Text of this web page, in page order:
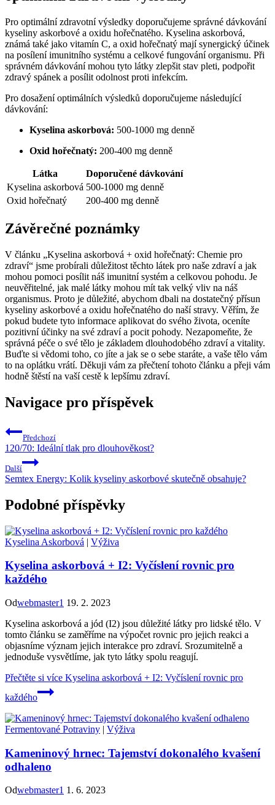
Pro optimální zdravotní výsledky doporučujeme správné dávkování
kyseliny askorbové a oxidu hořečnatého. Kyselina askorbová,
známá také jako vitamín C, a oxid hořečnatý mají synergický účinek
na posílení imunitního systému a celkové fungování organismu. Při
správném dávkování mohou tyto látky zlepšit stav pleti, podpořit
zdravý spánek a posílit odolnost proti infekcím.
Pro dosažení optimálních výsledků doporučujeme následující
dávkování:
Kyselina askorbová: 500-1000 mg denně
Oxid hořečnatý: 200-400 mg denně
Látka
Doporučené dávkování
Kyselina askorbová 500-1000 mg denně
Oxid hořečnatý
200-400 mg denně
Závěrečné poznámky
V článku „Kyselina askorbová + oxid hořečnatý: Chemie pro
zdraví“ jsme probírali důležitost těchto látek pro naše zdraví a jak
mohou pomoci posílit náš imunitní systém a celkovou pohodu. Je
neuvěřitelné, jak malé látky mohou mít tak velký vliv na náš
organismus. Proto je důležité, abychom dbali na dostatečný přísun
kyseliny askorbové a oxidu hořečnatého do naší stravy. Věřím, že
pokud budete tyto informace aplikovat do svého života, oceníte
pozitivní účinky na své zdraví a pocit pohody. Nezapomeňte, že
správná péče o své tělo je základem dlouhodobého zdraví a vitality.
Buďte si vědomi toho, co jíte a jak se o sebe staráte, a vaše tělo vám
to na oplátku vrátí. Děkuji vám za přečtení tohoto článku a přeji vám
hodně štěstí na vaší cestě k lepšímu zdraví.
Navigace pro příspěvek
Předchozí
120/70: Ideální tlak pro dlouhověkost?
Další
Semtex Energy: Kolik kyseliny askorbové skutečně obsahuje?
Podobné příspěvky
Kyselina Askorbová | Výživa
Kyselina askorbová + I2: Vyčíslení rovnic pro
každého
Odwebmaster1 19. 2. 2023
Kyselina askorbová a jód (I2) jsou důležité látky pro lidské tělo. V
tomto článku se zaměříme na výpočet rovnic pro jejich reakci a
objasníme význam jejich interakce pro zdraví. Srozumitelně a
jednoduše vysvětlíme, jak tyto látky spolu reagují.
Přečtěte si více Kyselina askorbová + I2: Vyčíslení rovnic pro
každého
Fermentované Potraviny | Výživa
Kameninový hrnec: Tajemství dokonalého kvašení
odhaleno
Odwebmaster1 1. 6. 2023